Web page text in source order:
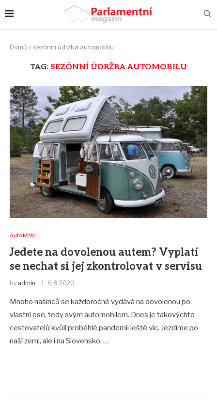
Domů » sezónní údržba automobilu
TAG: SEZÓNNÍ ÚDRŽBA AUTOMOBILU
Auto Moto
Jedete na dovolenou autem? Vyplatí
se nechat si jej zkontrolovat v servisu
by admin 6.8.2020
Mnoho našinců se každoročně vydává na dovolenou po
vlastní ose, tedy svým automobilem. Dnes je takovýchto
cestovatelů kvůli proběhlé pandemii ještě víc. Jezdíme po
naší zemi, ale i na Slovensko, …